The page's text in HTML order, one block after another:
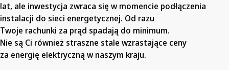
lat, ale inwestycja zwraca się w momencie podłączenia
instalacji do sieci energetycznej. Od razu
Twoje rachunki za prąd spadają do minimum.
Nie są Ci również straszne stale wzrastające ceny
za energię elektryczną w naszym kraju.